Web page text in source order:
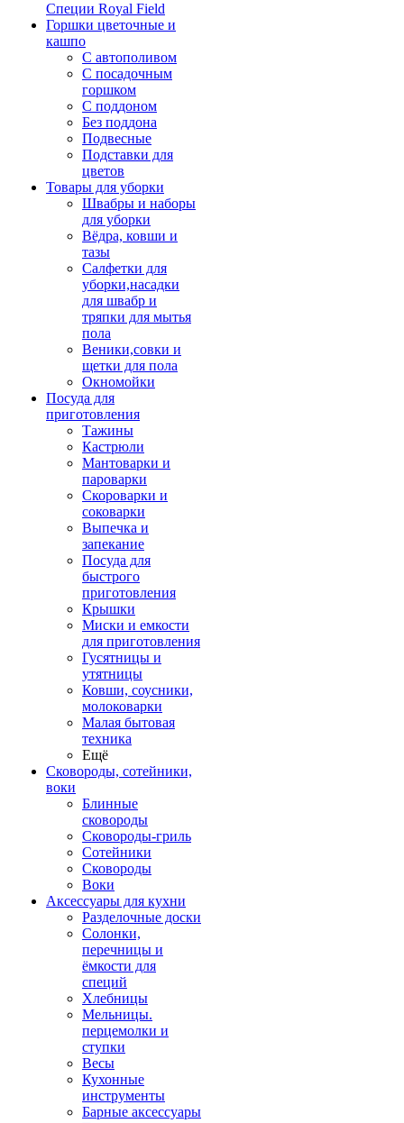
Специи Royal Field
Горшки цветочные и
кашпо
С автополивом
С посадочным
горшком
С поддоном
Без поддона
Подвесные
Подставки для
цветов
Товары для уборки
Швабры и наборы
для уборки
Вёдра, ковши и
тазы
Салфетки для
уборки,насадки
для швабр и
тряпки для мытья
пола
Веники,совки и
щетки для пола
Окномойки
Посуда для
приготовления
Тажины
Кастрюли
Мантоварки и
пароварки
Скороварки и
соковарки
Выпечка и
запекание
Посуда для
быстрого
приготовления
Крышки
Миски и емкости
для приготовления
Гусятницы и
утятницы
Ковши, соусники,
молоковарки
Малая бытовая
техника
Ещё
Сковороды, сотейники,
воки
Блинные
сковороды
Сковороды-гриль
Сотейники
Сковороды
Воки
Аксессуары для кухни
Разделочные доски
Солонки,
перечницы и
ёмкости для
специй
Хлебницы
Мельницы.
перцемолки и
ступки
Весы
Кухонные
инструменты
Барные аксессуары